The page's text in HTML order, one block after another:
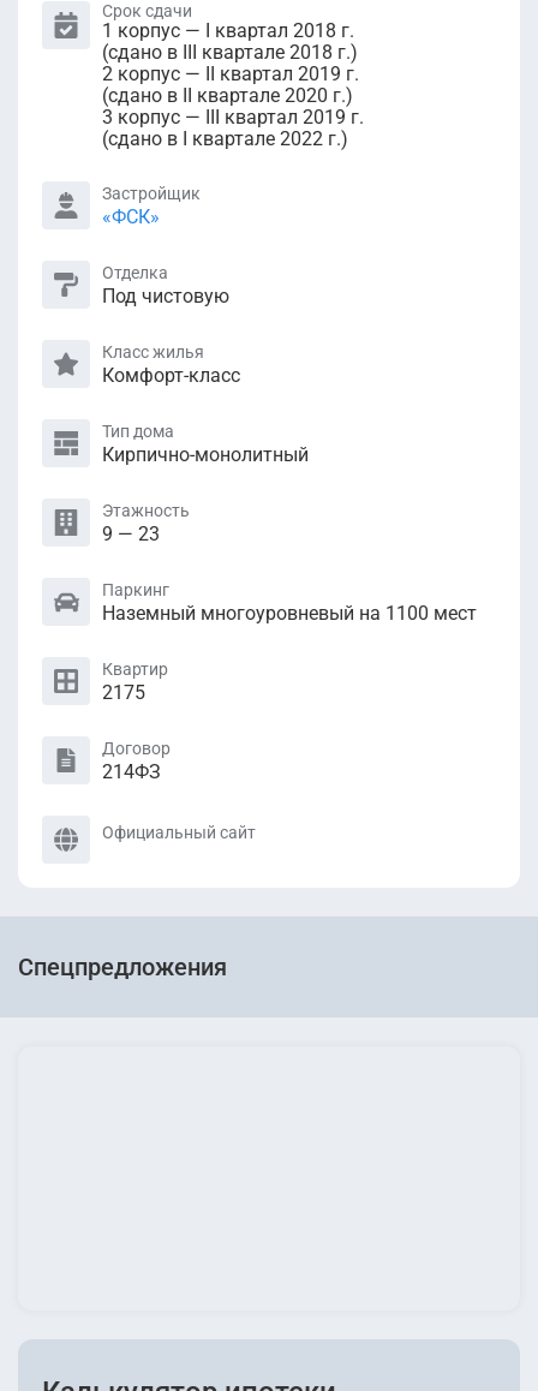
Срок сдачи
1 корпус — I квартал 2018 г.
(сдано в III квартале 2018 г.)
2 корпус — II квартал 2019 г.
(сдано в II квартале 2020 г.)
3 корпус — III квартал 2019 г.
(сдано в I квартале 2022 г.)
Застройщик
«ФСК»
Отделка
Под чистовую
Класс жилья
Комфорт-класс
Тип дома
Кирпично-монолитный
Этажность
9 — 23
Паркинг
Наземный многоуровневый на 1100 мест
Квартир
2175
Договор
214ФЗ
Официальный сайт
Спецпредложения